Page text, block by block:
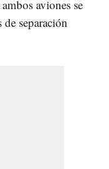
aviones se
separación